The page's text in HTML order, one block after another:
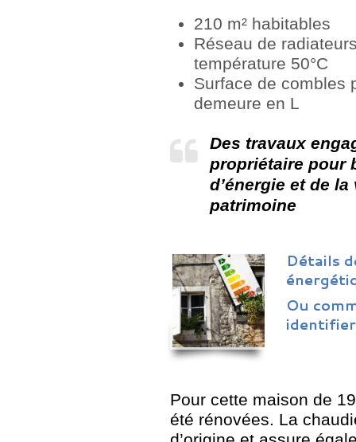
210 m² habitables
Réseau de
température 50°C
Surface de combles
demeure en L
Des travaux
propriétaire pour
d’énergie et de
patrimoine
Détails
Ou
Pour cette maison de
été rénovées. La